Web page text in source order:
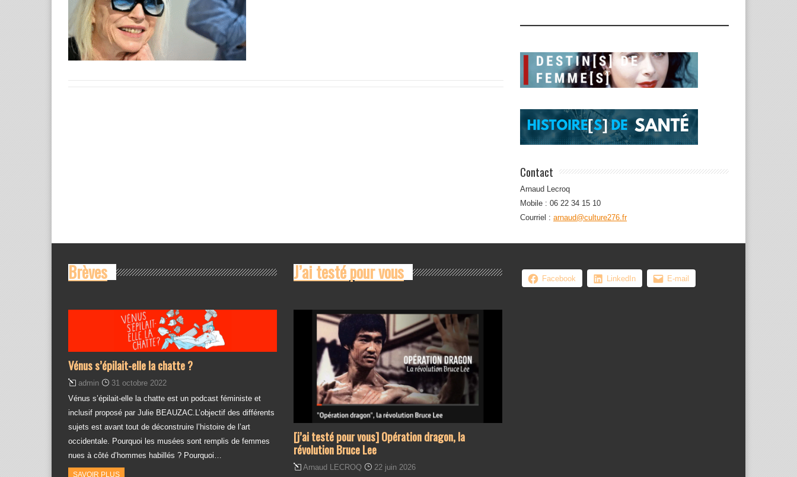
Contact
Arnaud Lecroq
Mobile : 06 22 34 15 10
Courriel : arnaud@culture276.fr
Brèves
Vénus s’épilait-elle la chatte ?
admin
31 octobre 2022
Vénus s’épilait-elle la chatte est un podcast féministe et
inclusif proposé par Julie BEAUZAC.L’objectif des différents
sujets est avant tout de déconstruire l’histoire de l’art
occidentale. Pourquoi les musées sont remplis de femmes
nues à côté d’hommes habillés ? Pourquoi…
SAVOIR PLUS
J’ai testé pour vous
[j’ai testé pour vous] Opération dragon, la
révolution Bruce Lee
Arnaud LECROQ 22 juin 2026
Facebook LinkedIn E-mail